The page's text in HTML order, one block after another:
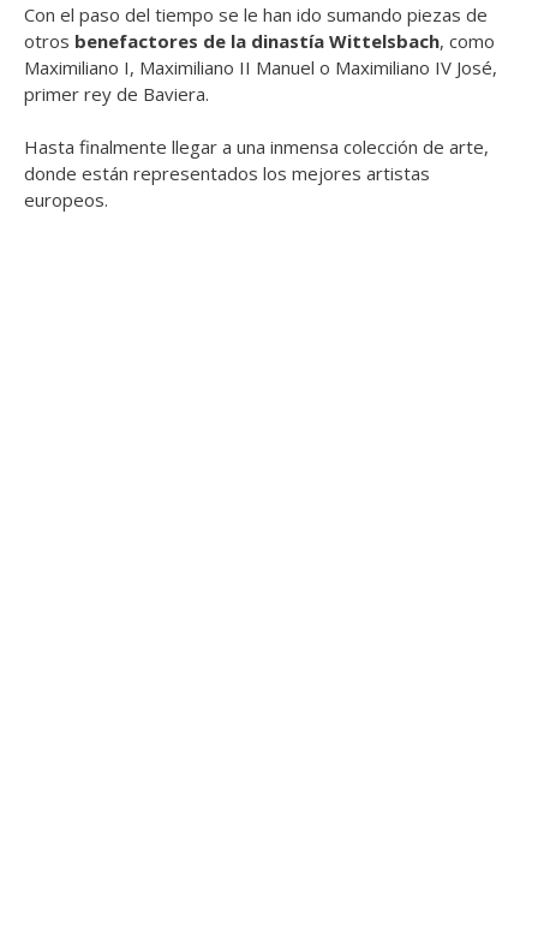
Con el paso del tiempo se le han ido sumando piezas de
otros benefactores de la dinastía Wittelsbach, como
Maximiliano I, Maximiliano II Manuel o Maximiliano IV José,
primer rey de Baviera.
Hasta finalmente llegar a una inmensa colección de arte,
donde están representados los mejores artistas
europeos.